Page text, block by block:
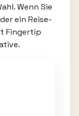
Wenn Sie
ein Reise-
Fingertip